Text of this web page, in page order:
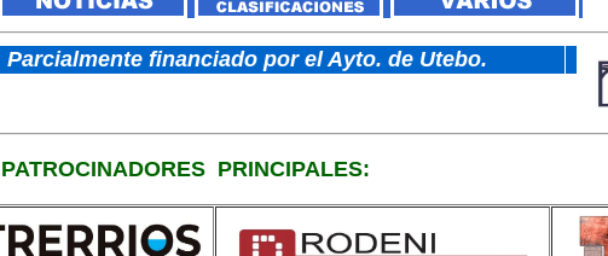
Parcialmente financiado por el Ayto. de Utebo.
PATROCINADORES PRINCIPALES: